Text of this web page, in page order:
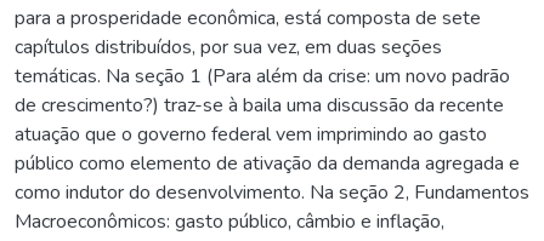
para a prosperidade econômica, está composta de sete
capítulos distribuídos, por sua vez, em duas seções
temáticas. Na seção 1 (Para além da crise: um novo padrão
de crescimento?) traz-se à baila uma discussão da recente
atuação que o governo federal vem imprimindo ao gasto
público como elemento de ativação da demanda agregada e
como indutor do desenvolvimento. Na seção 2, Fundamentos
Macroeconômicos: gasto público, câmbio e inflação,